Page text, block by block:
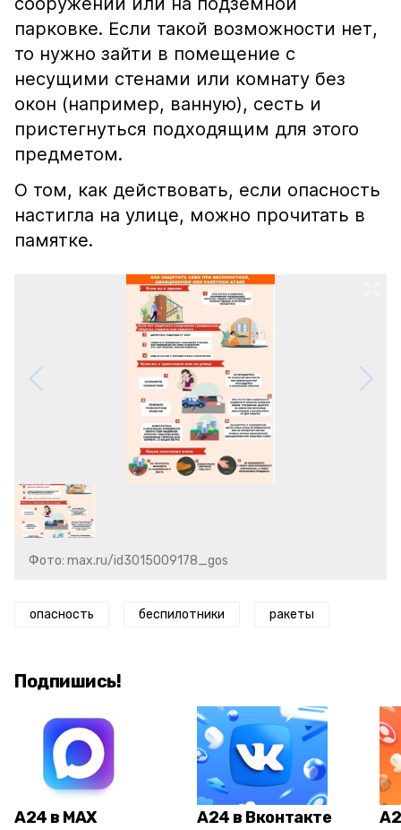
парковке. Если такой возможности нет,
то нужно зайти в помещение с
несущими стенами или комнату без
окон (например, ванную), сесть и
пристегнуться подходящим для этого
предметом.
О том, как действовать, если опасность
настигла на улице, можно прочитать в
памятке.
Фото: max.ru/id3015009178_gos
опасность беспилотники ракеты
Подпишись!
А24 в MAX А24 в Вконтакте